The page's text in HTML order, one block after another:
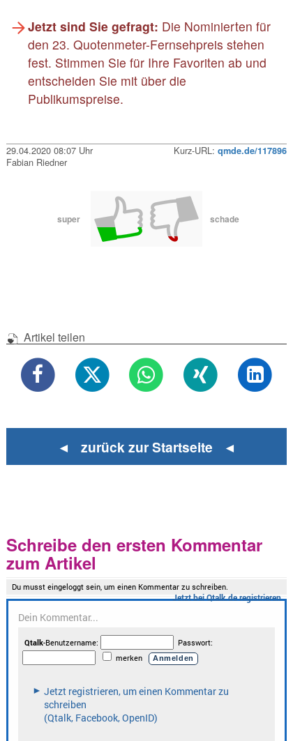
Jetzt sind Sie gefragt: Die Nominierten für
den 23. Quotenmeter-Fernsehpreis stehen
fest. Stimmen Sie für Ihre Favoriten ab und
entscheiden Sie mit über die
Publikumspreise.
29.04.2020 08:07 Uhr Kurz-URL: qmde.de/117896
Fabian Riedner
super schade
Artikel teilen
◄ zurück zur Startseite ◄
Schreibe den ersten Kommentar
zum Artikel